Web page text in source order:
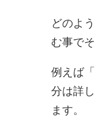
どのよ
む事で
例えば
分は詳
ます。